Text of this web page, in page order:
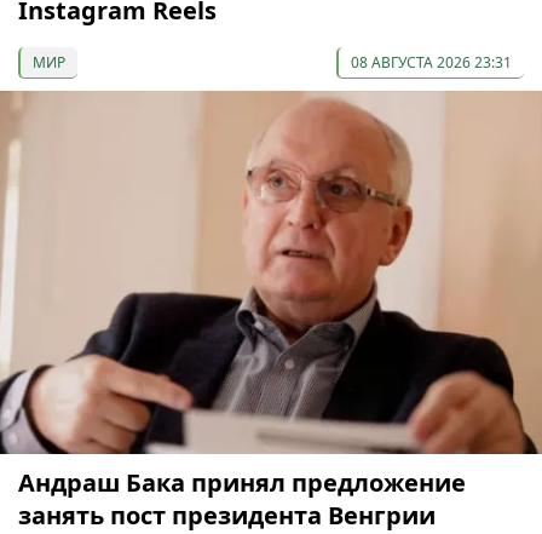
Instagram Reels
МИР 08 АВГУСТА 2026 23:31
Андраш Бака принял предложение
занять пост президента Венгрии